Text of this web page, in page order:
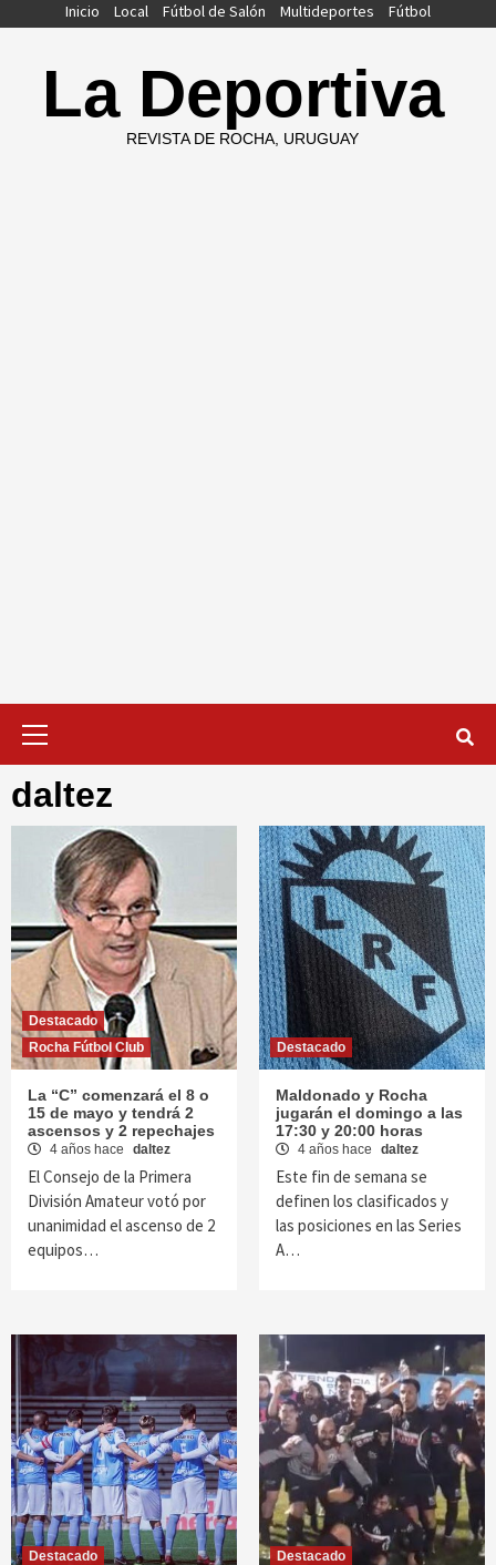
contenido
Inicio Local Fútbol de Salón Multideportes Fútbol
La Deportiva
REVISTA DE ROCHA, URUGUAY
daltez
Destacado
Rocha Fútbol Club
La “C” comenzará el 8 o
15 de mayo y tendrá 2
ascensos y 2 repechajes
4 años hace daltez
El Consejo de la Primera
División Amateur votó por
unanimidad el ascenso de 2
equipos…
Destacado
Maldonado y Rocha
jugarán el domingo a las
17:30 y 20:00 horas
4 años hace daltez
Este fin de semana se
definen los clasificados y
las posiciones en las Series
A…
Destacado Destacado